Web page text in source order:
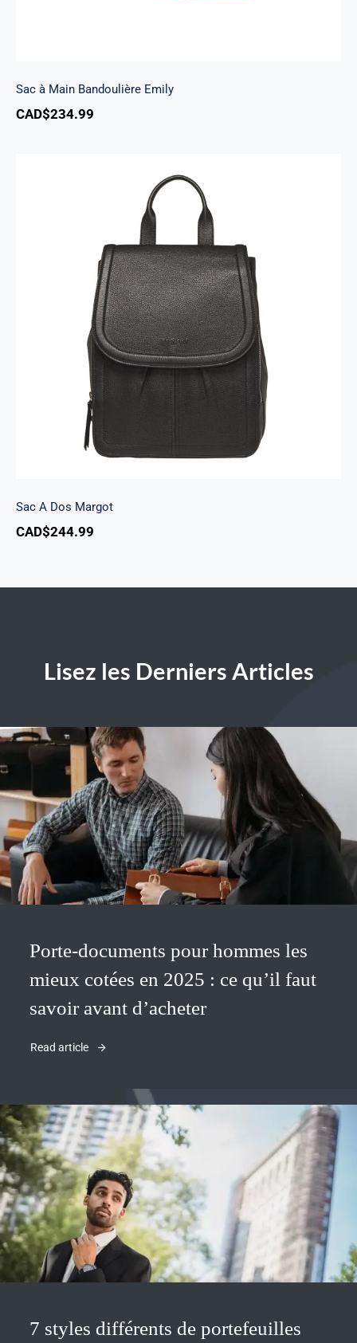
Sac à Main Bandoulière Emily
CAD$234.99
Sac A Dos Margot
Sac A Dos Margot
CAD$244.99
Lisez les Derniers Articles
Porte-documents pour hommes les
mieux cotées en 2025 : ce qu’il faut
savoir avant d’acheter
Read article
7 styles différents de portefeuilles